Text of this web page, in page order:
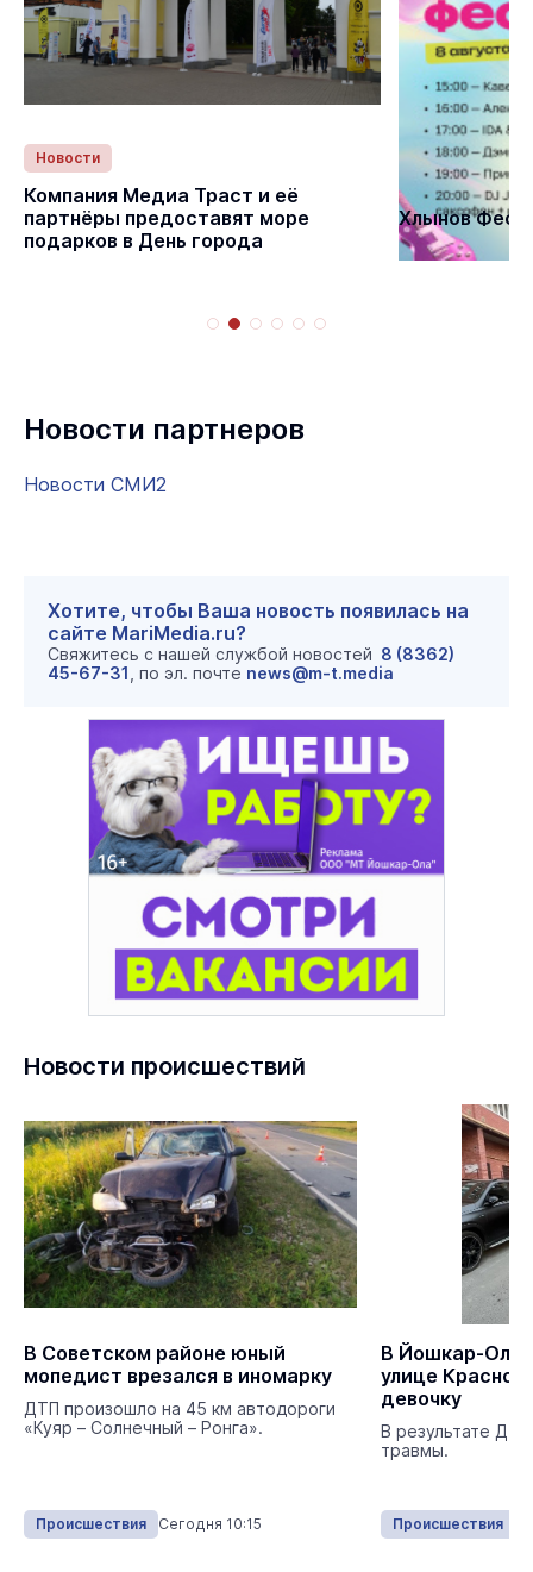
Новости
Компания Медиа Траст и её
партнёры предоставят море
подарков в День города
Статьи
Хлынов Фест
Новости партнеров
Новости СМИ2
Хотите, чтобы Ваша новость появилась на
сайте MariMedia.ru?
Свяжитесь с нашей службой новостей 8 (8362)
45-67-31 , по эл. почте news@m-t.media
Новости происшествий
В Советском районе юный
мопедист врезался в иномарку
ДТП произошло на 45 км автодороги
«Куяр – Солнечный – Ронга».
Происшествия Сегодня 10:15
В Йошкар-Оле
улице
девочку
В результате
травмы.
Происшествия